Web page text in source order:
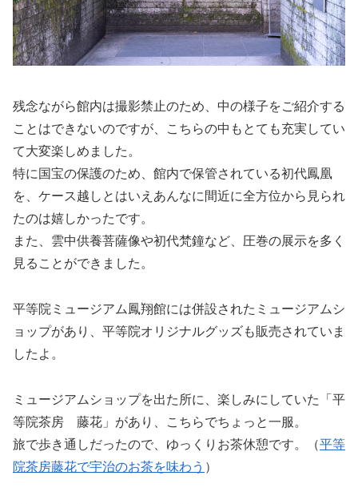
残念ながら館内は撮影禁止のため、中の様子をご紹介する
ことはできないのですが、こちらの中もとても充実してい
て大変楽しめました。
特に国宝の保護のため、館内で保管されている初代鳳凰
を、ケース越しとはいえあんなに間近に全方位から見られ
たのは嬉しかったです。
また、雲中供養菩薩像や初代梵鐘など、圧巻の展示を多く
見ることができました。
平等院ミュージアム鳳翔館には併設されたミュージアムシ
ョップがあり、平等院オリジナルグッズも販売されていま
したよ。
ミュージアムショップを出た所に、楽しみにしていた「平
等院茶房 藤花」があり、こちらでちょっと一服。
旅で歩き通しだったので、ゆっくりお茶休憩です。（平等
院茶房藤花で宇治のお茶を味わう ）